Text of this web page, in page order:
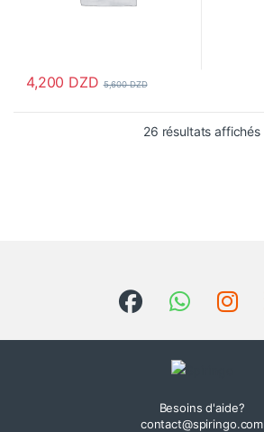
4,200 DZD 5,600DZD
26 résultats affichés
Besoins d'aide?
contact@spiringo.com